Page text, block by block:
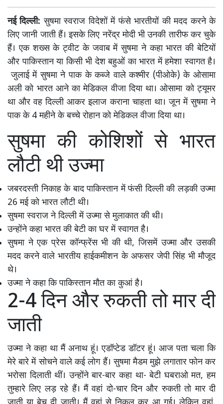
नई दिल्ली: सुषमा स्वराज विदेशों में फंसे भारतीयों की मदद करने के
लिए जानी जाती हैं। इसके लिए नरेंद्र मोदी भी उनकी तारीफ कर चुके
हैं। एक शख्स के ट्वीट के जवाब में सुषमा ने कहा भारत की बेटियों
और पाकिस्तान या किसी भी देश बहुओं का भारत में हमेशा स्वागत है।
जुलाई में सुषमा ने पाक के कब्जे वाले कश्मीर (पीओके) के ओसामा
अली को भारत आने का मेडिकल वीजा दिया था। ओसामा को ट्यूमर
था और वह दिल्ली आकर इलाज कराना चाहता था। जून में सुषमा ने
पाक के 4 महीने के बच्चे रोहान को मेडिकल वीजा दिया था।
सुषमा की कोशिशों से भारत
लौटी थी उज्मा
जबरदस्ती निकाह के बाद पाकिस्तान में फंसी दिल्ली की लड़की उज्मा
26 मई को भारत लौटी थी।
सुषमा स्वराज ने दिल्ली में उज्मा से मुलाकात की थी।
उन्होंने कहा भारत की बेटी का घर में स्वागत है।
सुषमा ने एक प्रेस कॉन्फ्रेंस भी की थी, जिसमें उज्मा और उसकी
मदद करने वाले भारतीय हाईकमीशन के अफसर जेपी सिंह भी मौजूद
थे।
उज्मा ने कहा कि पाकिस्तान मौत का कुआं है।
2-4 दिन और रुकती तो मार दी
जाती
उज्मा ने कहा था मैं अनाथ हूं। एडॉप्टेड डॉटर हूं। आज पता चला कि
मेरे बारे में सोचने वाले कई लोग हैं। सुषमा मैडम मुझे लगातार फोन कर
भरोसा दिलाती थीं। उन्होंने बार-बार कहा था- बेटी घबराओ मत, हम
तुम्हारे लिए लड़ रहे हैं। मैं वहां दो-चार दिन और रुकती तो मार दी